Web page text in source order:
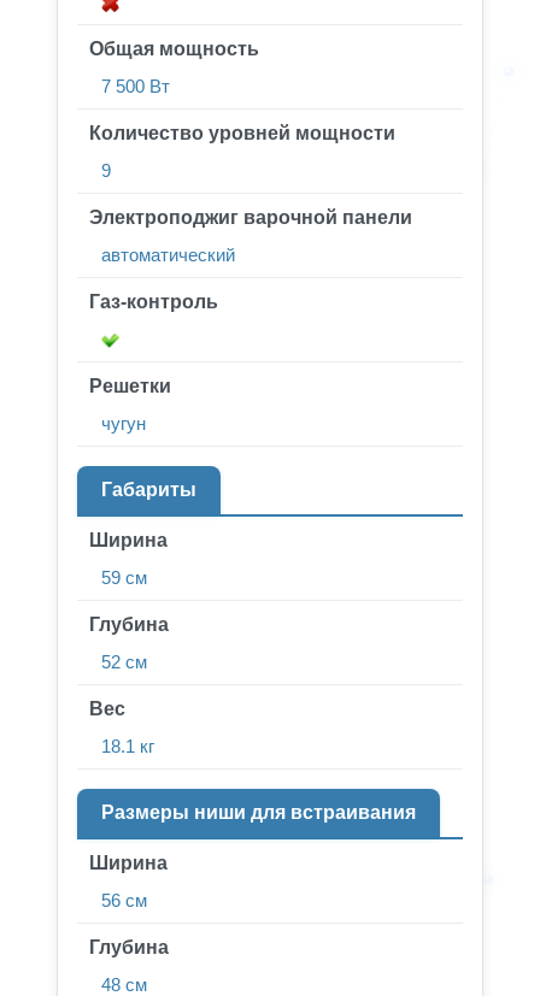
Общая мощность
7 500 Вт
Количество уровней мощности
9
Электроподжиг варочной панели
автоматический
Газ-контроль
Решетки
чугун
Габариты
Ширина
59 см
Глубина
52 см
Вес
18.1 кг
Размеры ниши для встраивания
Ширина
56 см
Глубина
48 см